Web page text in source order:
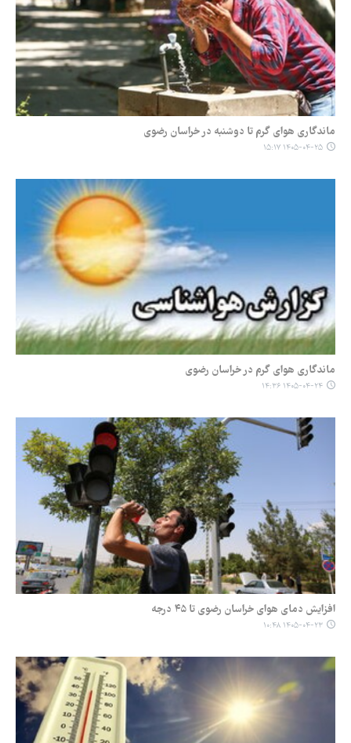
ماندگاری هوای گرم تا دوشنبه در خراسان رضوی
۱۴۰۵-۰۴-۲۵ ۱۵:۱۷
ماندگاری هوای گرم در خراسان رضوی
۱۴۰۵-۰۴-۲۴ ۱۴:۳۶
افزایش دمای هوای خراسان رضوی تا ۴۵ درجه
۱۴۰۵-۰۴-۲۳ ۱۰:۴۸